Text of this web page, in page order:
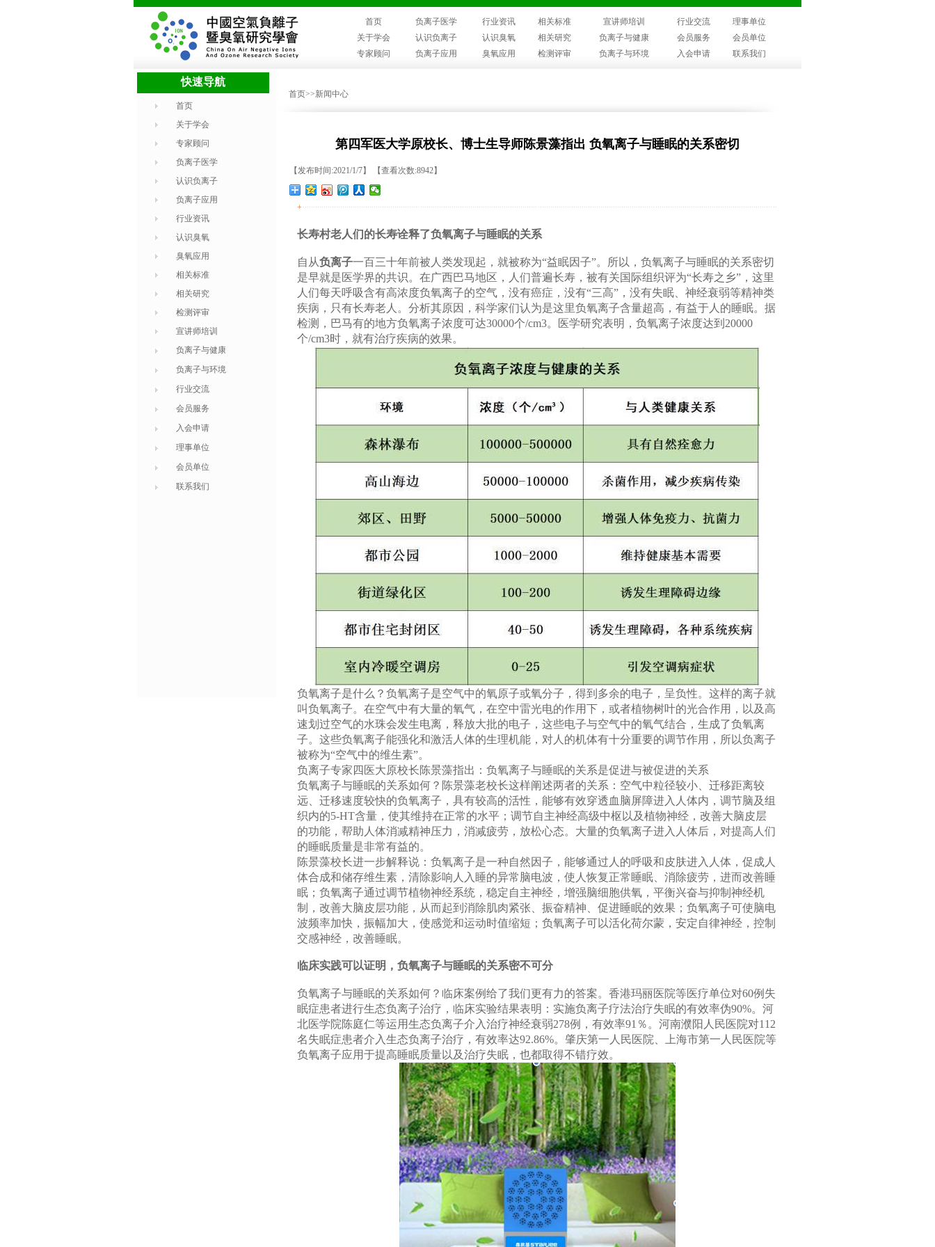
首页 负离子医学 行业资讯 相关标准 宣讲师培训 行业交流
理事单位
关于学会
认识负离子 认识臭氧 相关研究 负离子与健康 会员服务
会员单位
专家顾问
负离子应用 臭氧应用 检测评审 负离子与环境 入会申请 联系我们
快速导航
首页
关于学会
专家顾问
负离子医学
认识负离子
负离子应用
行业资讯
认识臭氧
臭氧应用
相关标准
相关研究
检测评审
宣讲师培训
负离子与健康
负离子与环境
行业交流
会员服务
入会申请
理事单位
会员单位
联系我们
首页>>新闻中心
第四军医大学原校长、博士生导师陈景藻指出 负氧离子与睡眠的关系密切
【发布时间:2021/1/7】 【查看次数:8942】
+
长寿村老人们的长寿诠释了负氧离子与睡眠的关系
自从负离子一百三十年前被人类发现起，就被称为“益眠因子”。所以，负氧离子与睡眠的关系密切
是早就是医学界的共识。在广西巴马地区，人们普遍长寿，被有关国际组织评为“长寿之乡”，这里
人们每天呼吸含有高浓度负氧离子的空气，没有癌症，没有“三高”，没有失眠、神经衰弱等精神类
疾病，只有长寿老人。分析其原因，科学家们认为是这里负氧离子含量超高，有益于人的睡眠。据
检测，巴马有的地方负氧离子浓度可达30000个/cm3。医学研究表明，负氧离子浓度达到20000
个/cm3时，就有治疗疾病的效果。
负氧离子是什么？负氧离子是空气中的氧原子或氧分子，得到多余的电子，呈负性。这样的离子就
叫负氧离子。在空气中有大量的氧气，在空中雷光电的作用下，或者植物树叶的光合作用，以及高
速划过空气的水珠会发生电离，释放大批的电子，这些电子与空气中的氧气结合，生成了负氧离
子。这些负氧离子能强化和激活人体的生理机能，对人的机体有十分重要的调节作用，所以负离子
被称为“空气中的维生素”。
负离子专家四医大原校长陈景藻指出：负氧离子与睡眠的关系是促进与被促进的关系
负氧离子与睡眠的关系如何？陈景藻老校长这样阐述两者的关系：空气中粒径较小、迁移距离较
远、迁移速度较快的负氧离子，具有较高的活性，能够有效穿透血脑屏障进入人体内，调节脑及组
织内的5-HT含量，使其维持在正常的水平；调节自主神经高级中枢以及植物神经，改善大脑皮层
的功能，帮助人体消减精神压力，消减疲劳，放松心态。大量的负氧离子进入人体后，对提高人们
的睡眠质量是非常有益的。
陈景藻校长进一步解释说：负氧离子是一种自然因子，能够通过人的呼吸和皮肤进入人体，促成人
体合成和储存维生素，清除影响人入睡的异常脑电波，使人恢复正常睡眠、消除疲劳，进而改善睡
眠；负氧离子通过调节植物神经系统，稳定自主神经，增强脑细胞供氧，平衡兴奋与抑制神经机
制，改善大脑皮层功能，从而起到消除肌肉紧张、振奋精神、促进睡眠的效果；负氧离子可使脑电
波频率加快，振幅加大，使感觉和运动时值缩短；负氧离子可以活化荷尔蒙，安定自律神经，控制
交感神经，改善睡眠。
临床实践可以证明，负氧离子与睡眠的关系密不可分
负氧离子与睡眠的关系如何？临床案例给了我们更有力的答案。香港玛丽医院等医疗单位对60例失
眠症患者进行生态负离子治疗，临床实验结果表明：实施负离子疗法治疗失眠的有效率伪90%。河
北医学院陈庭仁等运用生态负离子介入治疗神经衰弱278例，有效率91％。河南濮阳人民医院对112
名失眠症患者介入生态负离子治疗，有效率达92.86%。肇庆第一人民医院、上海市第一人民医院等
负氧离子应用于提高睡眠质量以及治疗失眠，也都取得不错疗效。